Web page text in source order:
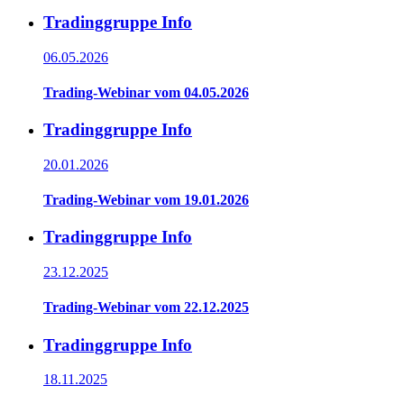
Tradinggruppe Info
06.05.2026
Trading-Webinar vom 04.05.2026
Tradinggruppe Info
20.01.2026
Trading-Webinar vom 19.01.2026
Tradinggruppe Info
23.12.2025
Trading-Webinar vom 22.12.2025
Tradinggruppe Info
18.11.2025